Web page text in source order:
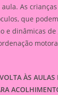
As
que
e dinâmicas de
ÀS AULAS